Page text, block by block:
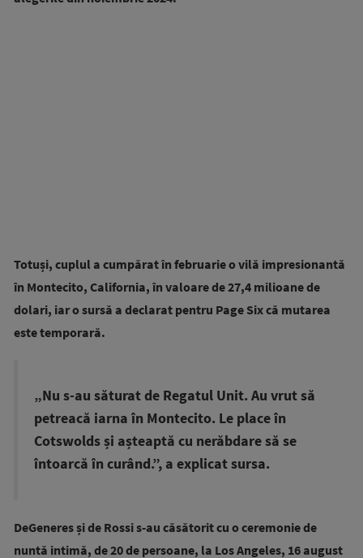
Totuși, cuplul a cumpărat în februarie o vilă impresionantă
în Montecito, California, în valoare de 27,4 milioane de
dolari, iar o sursă a declarat pentru Page Six că mutarea
este temporară.
„Nu s-au săturat de Regatul Unit. Au vrut să
petreacă iarna în Montecito. Le place în
Cotswolds și așteaptă cu nerăbdare să se
întoarcă în curând.”, a explicat sursa.
DeGeneres și de Rossi s-au căsătorit cu o ceremonie de
nuntă intimă, de 20 de persoane, la Los Angeles, 16 august